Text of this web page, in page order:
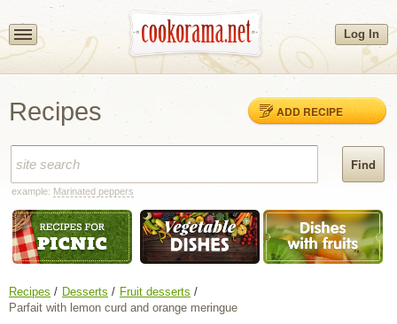
Log In
Recipes ADD RECIPE
example: Marinated peppers
Recipes Desserts
Fruit desserts
Parfait with lemon curd and orange meringue